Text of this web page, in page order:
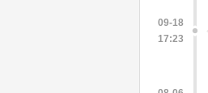
09-18
17:23